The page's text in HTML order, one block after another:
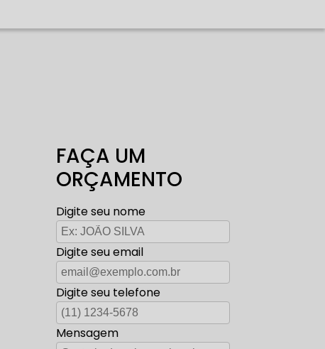
FAÇA UM
ORÇAMENTO
Digite seu nome
Digite seu email
Digite seu telefone
Mensagem